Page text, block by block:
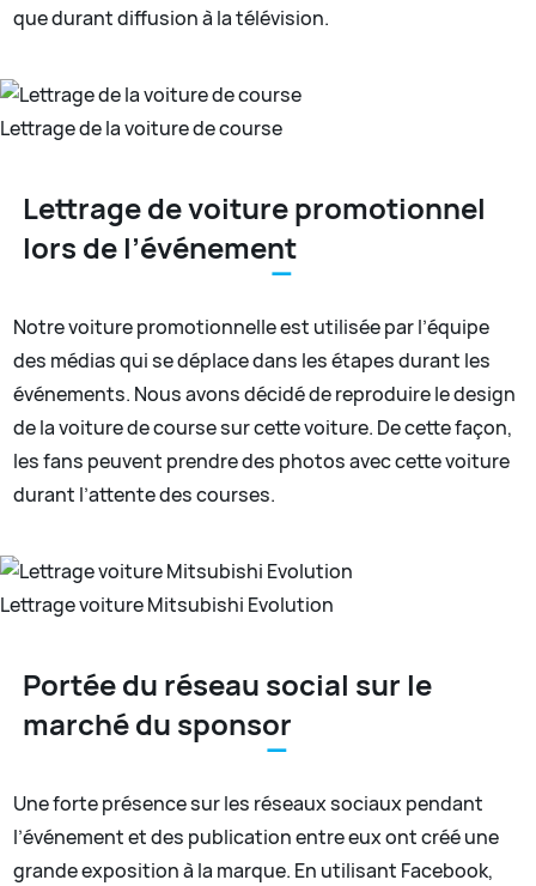
que durant diffusion à la télévision.
Lettrage de la voiture de course
Lettrage de voiture promotionnel
lors de l’événement
Notre voiture promotionnelle est utilisée par l’équipe
des médias qui se déplace dans les étapes durant les
événements. Nous avons décidé de reproduire le design
de la voiture de course sur cette voiture. De cette façon,
les fans peuvent prendre des photos avec cette voiture
durant l’attente des courses.
Lettrage voiture Mitsubishi Evolution
Portée du réseau social sur le
marché du sponsor
Une forte présence sur les réseaux sociaux pendant
l’événement et des publication entre eux ont créé une
grande exposition à la marque. En utilisant Facebook,